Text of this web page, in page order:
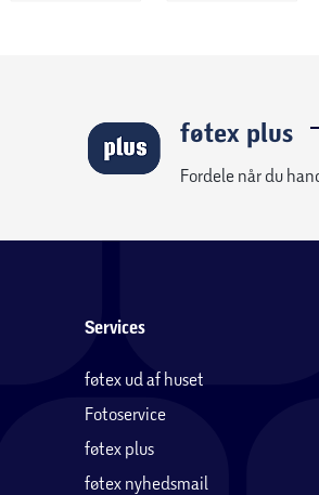
føtex plus
Fordele når du
Services
føtex ud af huset
Fotoservice
føtex plus
føtex nyhedsmail